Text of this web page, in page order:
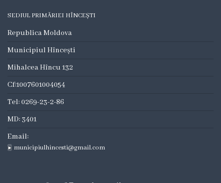
de
specialitate
Deciziile
consiliului
Regulamente
Procese
Verbale
SEDIUL PRIMĂRIEI HÎNCEȘTI
Republica Moldova
Municipiul Hîncești
Mihalcea Hîncu 132
Cf:1007601004054
Tel: 0269-23-2-86
MD: 3401
Email:
municipiulhincesti@gmail.com